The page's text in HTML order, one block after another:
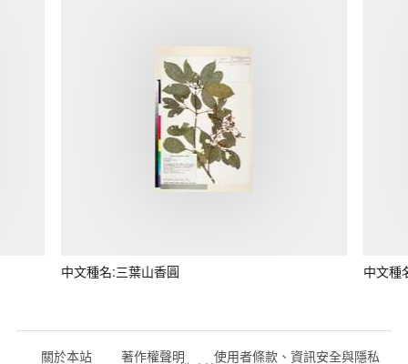
中文種名:三葉山香圓 中文種
關於本站 著作權聲明 使用者條款、資訊安全與隱私